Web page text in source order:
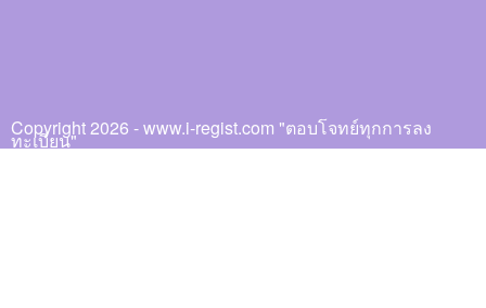
Copyright 2026 - www.i-regist.com "ตอบโจทย์ทุกการลง
ทะเบียน"